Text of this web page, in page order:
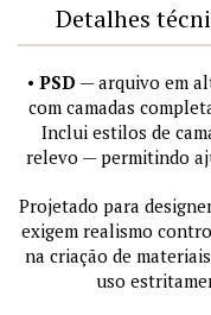
Detalhes
• PSD — arquivo em
com camadas
Inclui estilos de
relevo — permitindo
Projetado para
exigem realismo
na criação de
uso